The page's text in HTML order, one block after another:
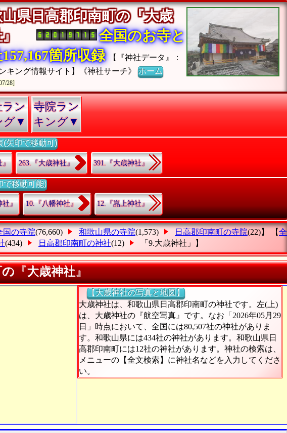
県日高郡印南町の『大歳
』
全国のお寺と
箇所収録
【『神社データ』：
キング情報サイト】《神社サーチ》ホーム
28]
ラン
グ▼
寺院ラン
キング▼
(矢印で移動可)
』 263.『大歳神社』 391.『大歳神社』
で移動可能)
社』 10.『八幡神社』 12.『嵓上神社』
国の寺院(76,660) 和歌山県の寺院(1,573) 日高郡印南町の寺院(22)】 【全
(434) 日高郡印南町の神社(12) 「9.大歳神社」 】
『大歳神社』
【大歳神社の写真と地図】
大歳神社は、和歌山県日高郡印南町の神社です。左(上)
は、大歳神社の『航空写真』です。なお「2026年05月29
日」時点において、全国には80,507社の神社がありま
す。和歌山県には434社の神社があります。和歌山県日
高郡印南町には12社の神社があります。神社の検索は、
メニューの【全文検索】に神社名などを入力してくださ
い。